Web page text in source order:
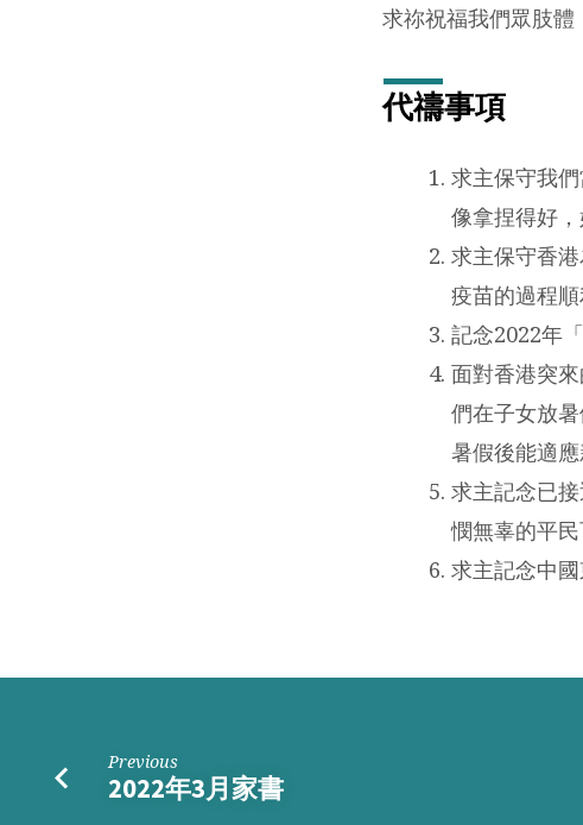
求祢祝福我們眾肢體
代禱事項
求主保守我
像拿捏得好，
求主保守香
疫苗的過程順
記念2022年
面對香港突
們在子女放
暑假後能適應
求主記念已
憫無辜的平
求主記念中
Previous
2022年3月家書